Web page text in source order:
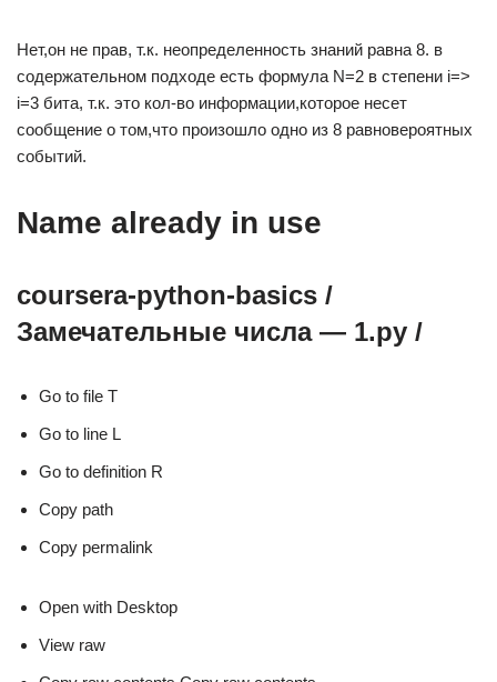
Нет,он не прав, т.к. неопределенность знаний равна 8. в
содержательном подходе есть формула N=2 в степени i=>
i=3 бита, т.к. это кол-во информации,которое несет
сообщение о том,что произошло одно из 8 равновероятных
событий.
Name already in use
coursera-python-basics /
Замечательные числа — 1.py /
Go to file T
Go to line L
Go to definition R
Copy path
Copy permalink
Open with Desktop
View raw